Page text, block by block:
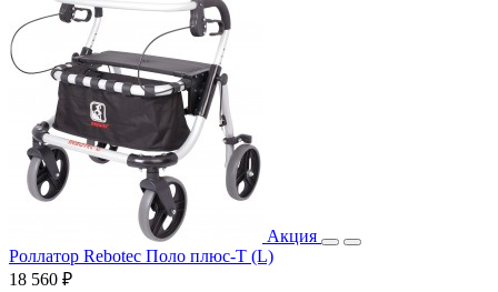
Акция
Роллатор Rebotec Поло плюс-Т (L)
18 560 ₽